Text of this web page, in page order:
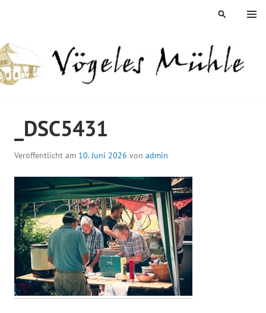
MENÜ
SUCHEN
_DSC5431
Veröffentlicht am 10. Juni 2026 von admin